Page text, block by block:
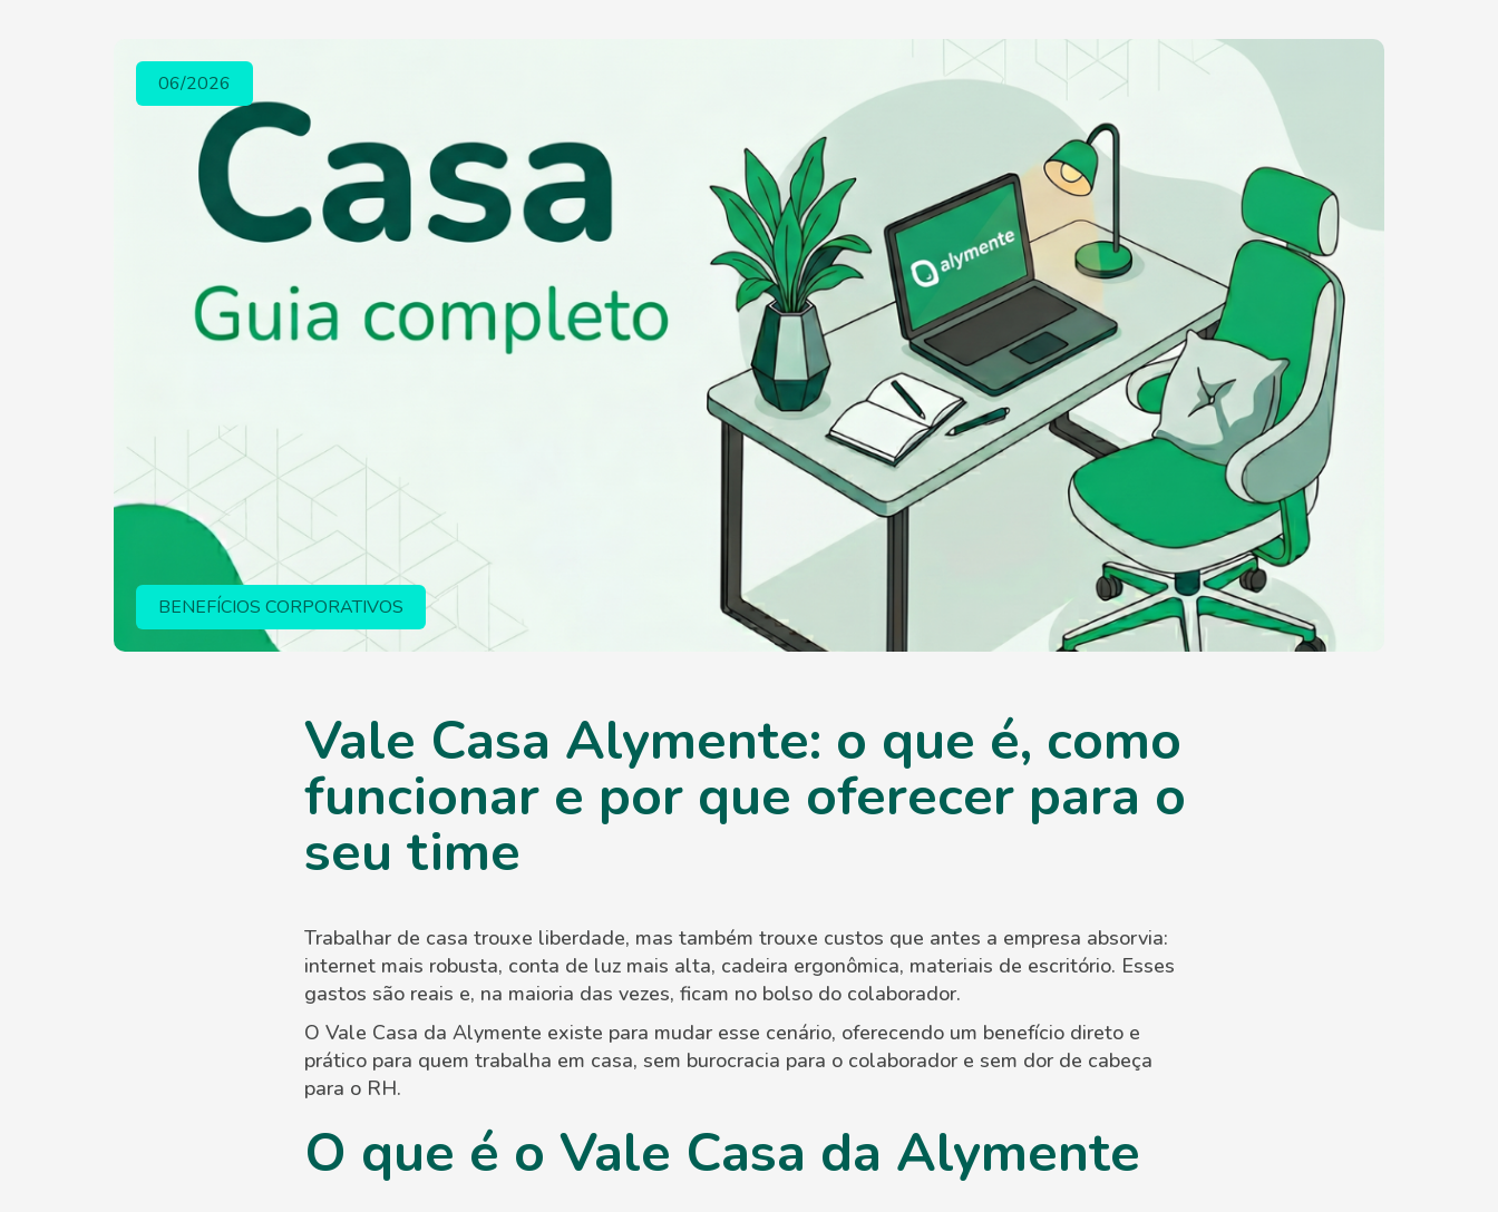
06/2026
BENEFÍCIOS CORPORATIVOS
Vale Casa Alymente: o que é, como
funcionar e por que oferecer para o
seu time
Trabalhar de casa trouxe liberdade, mas também trouxe custos que antes a empresa absorvia:
internet mais robusta, conta de luz mais alta, cadeira ergonômica, materiais de escritório. Esses
gastos são reais e, na maioria das vezes, ficam no bolso do colaborador.
O Vale Casa da Alymente existe para mudar esse cenário, oferecendo um benefício direto e
prático para quem trabalha em casa, sem burocracia para o colaborador e sem dor de cabeça
para o RH.
O que é o Vale Casa da Alymente